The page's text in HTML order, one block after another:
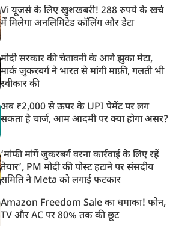
Vi यूजर्स के लिए खुशखबरी! 288 रुपये के खर्च
में मिलेगा अनलिमिटेड कॉलिंग और डेटा
मोदी सरकार की चेतावनी के आगे झुका मेटा,
मार्क ज़ुकरबर्ग ने भारत से मांगी माफ़ी, गलती भी
स्वीकार की
अब ₹2,000 से ऊपर के UPI पेमेंट पर लग
सकता है चार्ज, आम आदमी पर क्या होगा असर?
‘मांफी मांगें जुकरबर्ग वरना कार्रवाई के लिए रहें
तैयार’, PM मोदी की पोस्ट हटाने पर संसदीय
समिति ने Meta को लगाई फटकार
Amazon Freedom Sale का धमाका! फोन,
TV और AC पर 80% तक की छूट